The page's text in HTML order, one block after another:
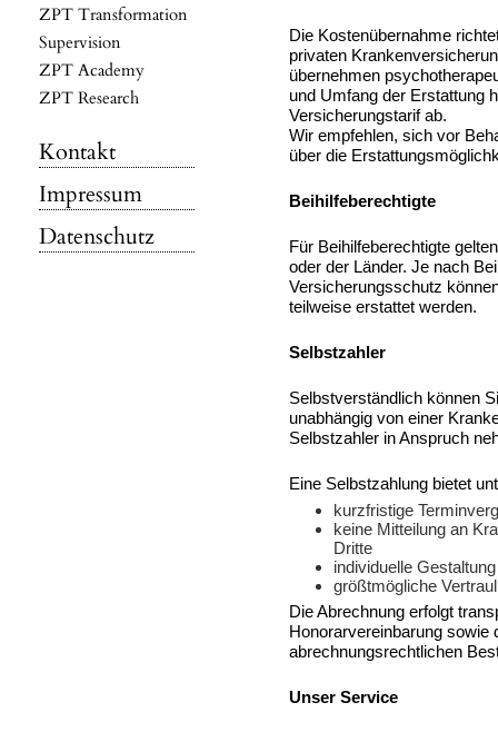
ZPT Transformation
Supervision
ZPT Academy
ZPT Research
Kontakt
Impressum
Datenschutz
Die Kostenübernahme
privaten
übernehmen
und Umfang der Erstattung
Versicherungstarif ab.
Wir empfehlen, sich vor
über die
Beihilfeberechtigte
Für Beihilfeberechtigte
oder der Länder. Je nach
Versicherungsschutz
teilweise erstattet werden.
Selbstzahler
Selbstverständlich können
unabhängig von einer
Selbstzahler in Anspruch
Eine Selbstzahlung bietet
kurzfristige
keine Mitteilung an
Dritte
individuelle
größtmögliche
Die Abrechnung erfolgt
Honorarvereinbarung sowie
abrechnungsrechtlichen
Unser Service